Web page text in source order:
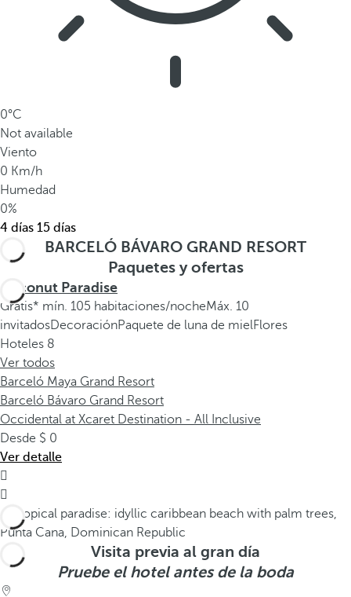
0°C
Not available
Viento
0 Km/h
Humedad
0%
4 días 15 días
BARCELÓ BÁVARO GRAND RESORT
Paquetes y ofertas
Coconut Paradise
Gratis* mín. 105 habitaciones/nocheMáx. 10
invitadosDecoraciónPaquete de luna de mielFlores
Hoteles 8
Ver todos
Barceló Maya Grand Resort
Barceló Bávaro Grand Resort
Occidental at Xcaret Destination - All Inclusive
Desde
0
Ver detalle


Visita previa al gran día
Pruebe el hotel antes de la boda